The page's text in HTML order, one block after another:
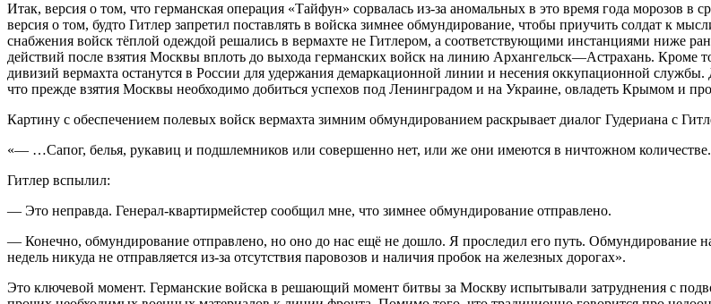
Итак, версия о том, что германская операция «Тайфун» сорвалась из-за аномальных в это время года морозов в
версия о том, будто Гитлер запретил поставлять в войска зимнее обмундирование, чтобы приучить солдат к
снабжения войск тёплой одеждой решались в вермахте не Гитлером, а соответствующими инстанциями ниже
действий после взятия Москвы вплоть до выхода германских войск на линию Архангельск—Астрахань. Кроме
дивизий вермахта останутся в России для удержания демаркационной линии и несения оккупационной службы.
что прежде взятия Москвы необходимо добиться успехов под Ленинградом и на Украине, овладеть Крымом и
Картину с обеспечением полевых войск вермахта зимним обмундированием раскрывает диалог Гудериана с
«— …Сапог, белья, рукавиц и подшлемников или совершенно нет, или же они имеются в ничтожном количестве.
Гитлер вспылил:
— Это неправда. Генерал-квартирмейстер сообщил мне, что зимнее обмундирование отправлено.
— Конечно, обмундирование отправлено, но оно до нас ещё не дошло. Я проследил его путь. Обмундирование
недель никуда не отправляется из-за отсутствия паровозов и наличия пробок на железных дорогах».
Это ключевой момент. Германские войска в решающий момент битвы за Москву испытывали затруднения с